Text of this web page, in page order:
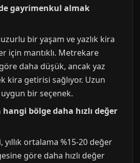
gayrimenkul almak
bir yaşam ve yazlık kira
için mantıklı. Metrekare
daha düşük, ancak yaz
kira getirisi sağlıyor. Uzun
uygun bir seçenek.
hangi bölge daha hızlı değer
ortalama %15-20 değer
göre daha hızlı değer